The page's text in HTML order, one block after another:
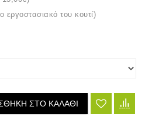
του κουτί)
ΣΤΟ ΚΑΛΆΘΙ